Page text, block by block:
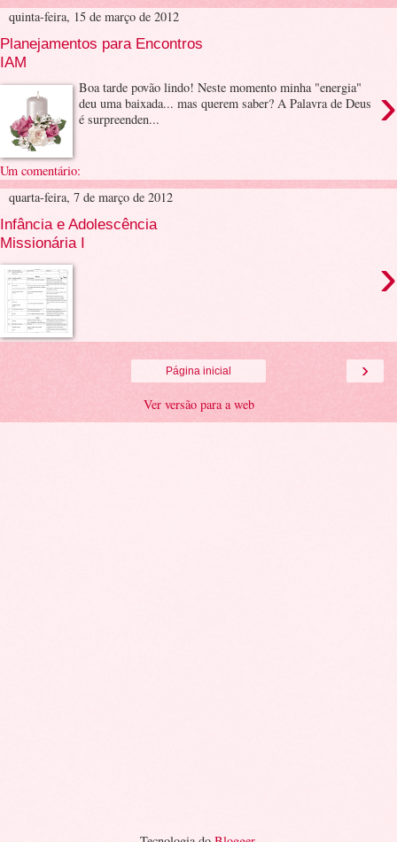
quinta-feira, 15 de março de 2012
Planejamentos para Encontros
IAM
›
Boa tarde povão lindo! Neste momento minha "energia"
deu uma baixada... mas querem saber? A Palavra de Deus
é surpreenden...
Um comentário:
quarta-feira, 7 de março de 2012
Infância e Adolescência
Missionária I
›
›
Página inicial
Ver versão para a web